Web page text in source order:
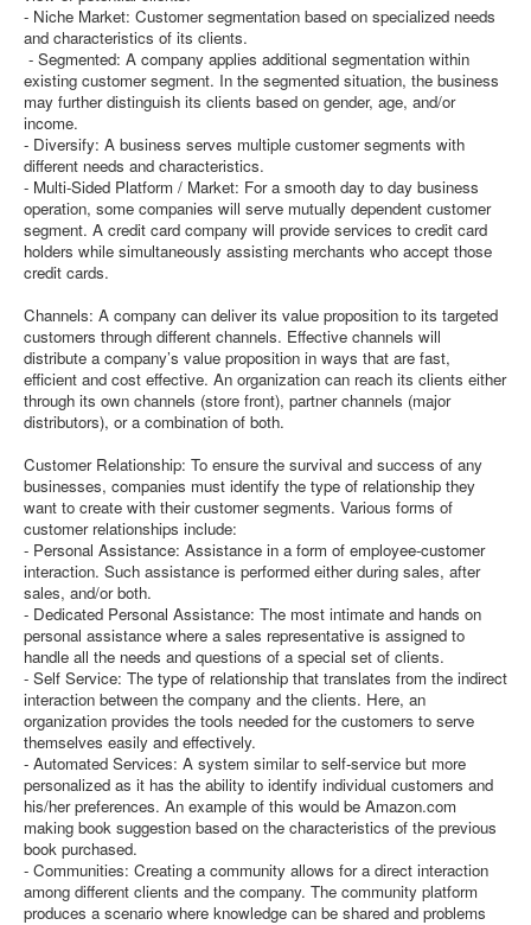
- Niche Market: Customer segmentation based on specialized needs
and characteristics of its clients.
- Segmented: A company applies additional segmentation within
existing customer segment. In the segmented situation, the business
may further distinguish its clients based on gender, age, and/or
income.
- Diversify: A business serves multiple customer segments with
different needs and characteristics.
- Multi-Sided Platform / Market: For a smooth day to day business
operation, some companies will serve mutually dependent customer
segment. A credit card company will provide services to credit card
holders while simultaneously assisting merchants who accept those
credit cards.
Channels: A company can deliver its value proposition to its targeted
customers through different channels. Effective channels will
distribute a company’s value proposition in ways that are fast,
efficient and cost effective. An organization can reach its clients either
through its own channels (store front), partner channels (major
distributors), or a combination of both.
Customer Relationship: To ensure the survival and success of any
businesses, companies must identify the type of relationship they
want to create with their customer segments. Various forms of
customer relationships include:
- Personal Assistance: Assistance in a form of employee-customer
interaction. Such assistance is performed either during sales, after
sales, and/or both.
- Dedicated Personal Assistance: The most intimate and hands on
personal assistance where a sales representative is assigned to
handle all the needs and questions of a special set of clients.
- Self Service: The type of relationship that translates from the indirect
interaction between the company and the clients. Here, an
organization provides the tools needed for the customers to serve
themselves easily and effectively.
- Automated Services: A system similar to self-service but more
personalized as it has the ability to identify individual customers and
his/her preferences. An example of this would be Amazon.com
making book suggestion based on the characteristics of the previous
book purchased.
- Communities: Creating a community allows for a direct interaction
among different clients and the company. The community platform
produces a scenario where knowledge can be shared and problems